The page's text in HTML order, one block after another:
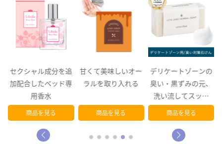
セクシャル成分を追
加配合したベッド専
用香水
商品を見る
甘くて美味しいオー
ラルを取り入れる
商品を見る
デリケートゾーンの
臭い・黒ずみの元、
洗い流してスッキ
リ！
商品を見る